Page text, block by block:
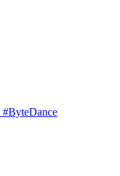
#ByteDance